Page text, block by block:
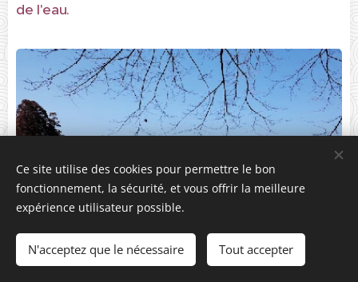
de l'eau.
Ce site utilise des cookies pour permettre le bon
fonctionnement, la sécurité, et vous offrir la meilleure
expérience utilisateur possible.
N'acceptez que le nécessaire Tout accepter